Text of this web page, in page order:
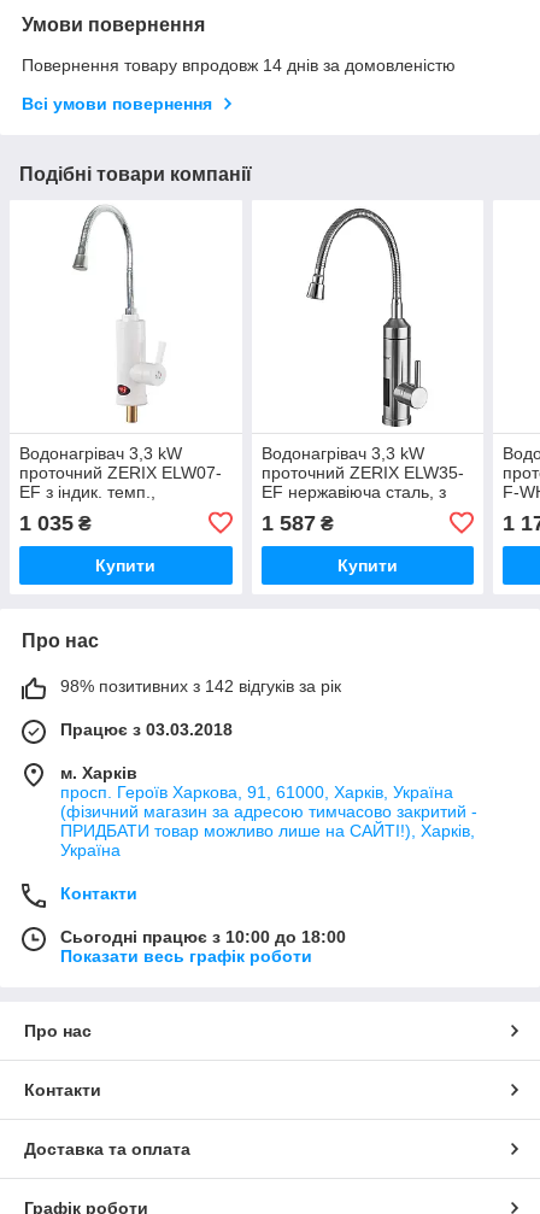
Умови повернення
Повернення товару впродовж 14 днів за домовленістю
Всі умови повернення
Подібні товари компанії
Водонагрівач 3,3 kW
проточний ZERIX ELW07-
EF з індик. темп.,
рефлекторний вилив, на
мийку (ZX4782)
1 035 ₴
Купити
Водонагрівач 3,3 kW
проточний ZERIX ELW35-
EF нержавіюча сталь, з
рефлекторний вилив, на
мийку (ZX5577)
1 587₴
Купити
F-
1
Про нас
98% позитивних з 142 відгуків за рік
Працює з 03.03.2018
м. Харків
просп. Героїв Харкова, 91, 61000, Харків, Україна
(фізичний магазин за адресою тимчасово закритий -
ПРИДБАТИ товар можливо лише на САЙТІ!), Харків,
Україна
Контакти
Сьогодні працює з 10:00 до 18:00
Показати весь графік роботи
Про нас
Контакти
Доставка та оплата
Графік роботи